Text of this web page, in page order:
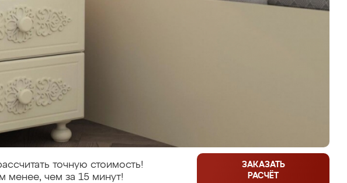
точную стоимость!
менее, чем за 15 минут!
ЗАКАЗАТЬ
РАСЧЁТ